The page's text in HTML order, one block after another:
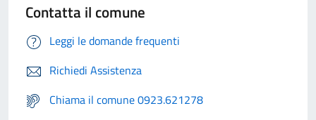
Contatta il comune
Leggi le domande frequenti
Richiedi Assistenza
Chiama il comune 0923.621278